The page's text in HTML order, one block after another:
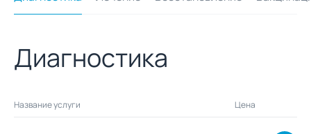
Диагностика
Название услуги Цена